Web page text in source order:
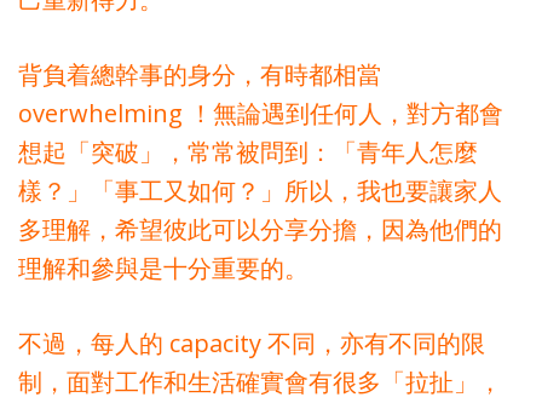
背負着總幹事的身分，有時都相當
overwhelming ！無論遇到任何人，對方都會
想起「突破」，常常被問到：「青年人怎麼
樣？」「事工又如何？」所以，我也要讓家人
多理解，希望彼此可以分享分擔，因為他們的
理解和參與是十分重要的。
不過，每人的 capacity 不同，亦有不同的限
制，面對工作和生活確實會有很多「拉扯」，